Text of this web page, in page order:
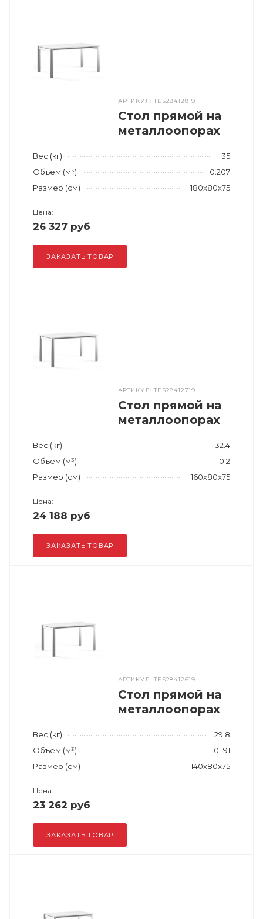
АРТИКУЛ: TES28412819
Стол прямой на
металлоопорах
Вес (кг)
35
Объем (м³)
0.207
Размер (см)
180x80x75
Цена:
26 327 руб
ЗАКАЗАТЬ ТОВАР
АРТИКУЛ: TES28412719
Стол прямой на
металлоопорах
Вес (кг)
32.4
Объем (м³)
0.2
Размер (см)
160x80x75
Цена:
24 188 руб
ЗАКАЗАТЬ ТОВАР
АРТИКУЛ: TES28412619
Стол прямой на
металлоопорах
Вес (кг)
29.8
Объем (м³)
0.191
Размер (см)
140x80x75
Цена:
23 262 руб
ЗАКАЗАТЬ ТОВАР